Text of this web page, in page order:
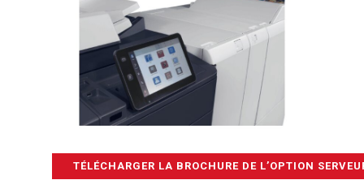
TÉLÉCHARGER LA BROCHURE DE L’OPTION